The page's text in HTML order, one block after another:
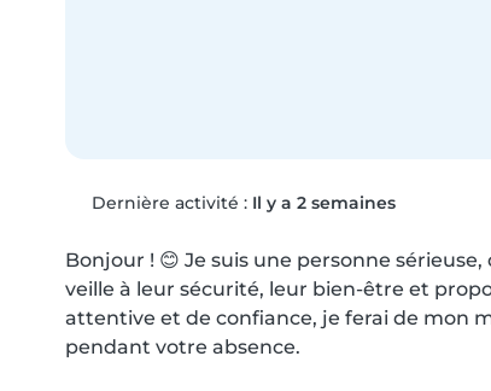
Dernière activité : Il y a 2 semaines
Bonjour ! 😊 Je suis une personne
veille à leur sécurité, leur bien-être et
attentive et de confiance, je ferai de mon
pendant votre absence.